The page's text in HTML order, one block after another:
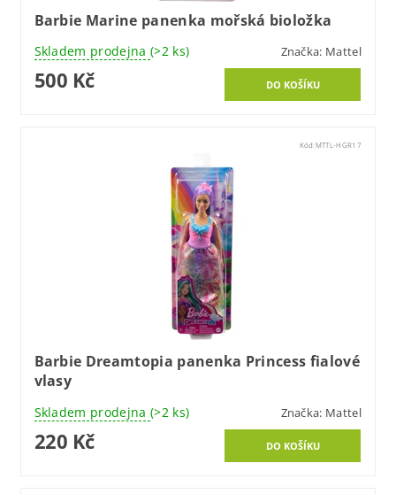
Barbie Marine panenka mořská bioložka
Skladem prodejna (>2 ks) Značka: Mattel
500 Kč
Kód:MTTL-HGR17
Barbie Dreamtopia panenka Princess fialové
vlasy
Skladem prodejna (>2 ks) Značka: Mattel
220 Kč